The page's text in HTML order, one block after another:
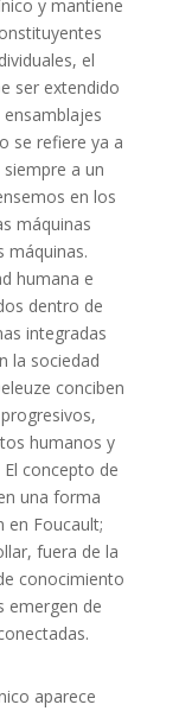
y mantiene
el
ser extendido
se refiere ya a
a un
en los
máquinas
máquinas.
humana e
dentro de
integradas
la sociedad
conciben
humanos y
concepto de
una forma
en Foucault;
fuera de la
conocimiento
emergen de
aparece